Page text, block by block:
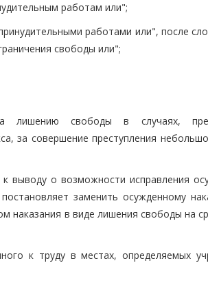
работам или";
работами или", после
свободы или";
лишению свободы в случаях,
за совершение преступления
выводу о возможности исправления
заменить осужденному
наказания в виде лишения свободы на
к труду в местах, определяемых